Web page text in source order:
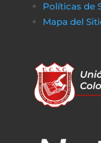
Políticas de
Mapa del